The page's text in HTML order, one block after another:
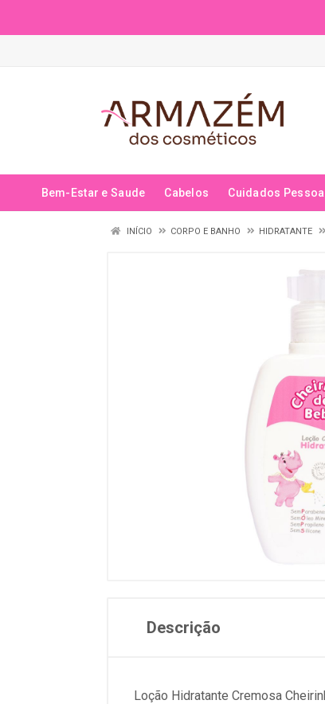
Bem-Estar e Saude Cabelos Cuidados
INÍCIO CORPO E BANHO HIDRATANTE
Descrição
Loção Hidratante Cremosa